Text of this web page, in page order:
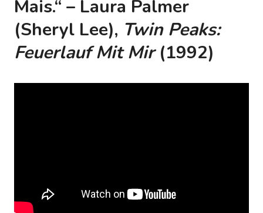
Mais.“ – Laura Palmer
(Sheryl Lee), Twin Peaks:
Feuerlauf Mit Mir(1992)